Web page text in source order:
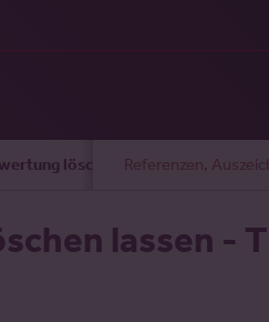
löschen Referenzen,
lassen -